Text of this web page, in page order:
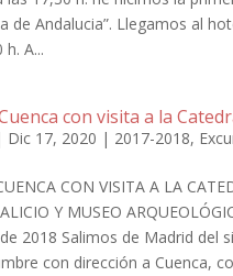
de Andalucia”. Llegamos al
A...
con visita a la
Dic 17, 2020 | 2017-2018,
CON VISITA A LA
Y MUSEO
2018 Salimos de Madrid del
con dirección a Cuenca,